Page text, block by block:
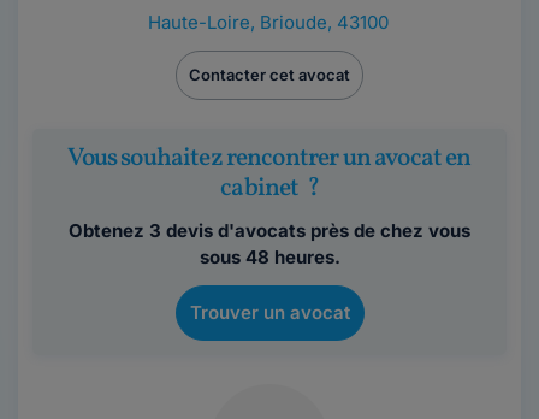
Haute-Loire, Brioude, 43100
Contacter cet avocat
Vous souhaitez rencontrer un avocat en
cabinet ?
Obtenez 3 devis d'avocats près de chez vous
sous 48 heures.
Trouver un avocat